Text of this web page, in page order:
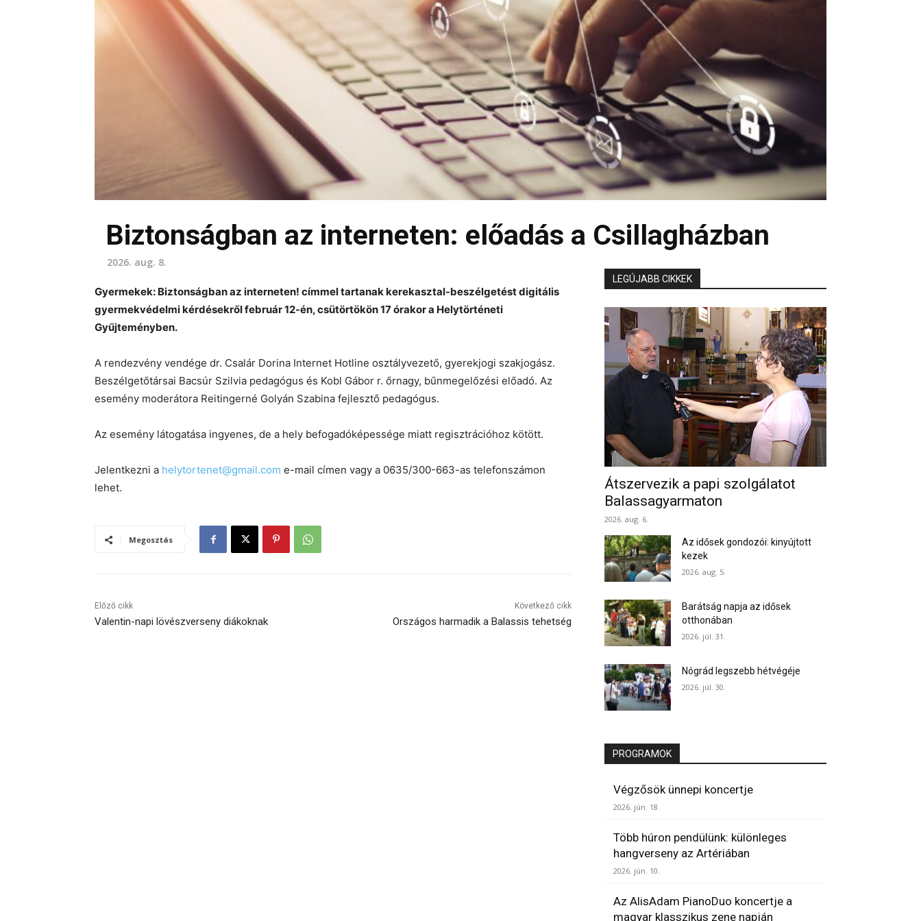
Biztonságban az interneten: előadás a Csillagházban
2026. aug. 8.
Gyermekek: Biztonságban az interneten! címmel tartanak kerekasztal-beszélgetést digitális
gyermekvédelmi kérdésekről február 12-én, csütörtökön 17 órakor a Helytörténeti
Gyűjteményben.
A rendezvény vendége dr. Csalár Dorina Internet Hotline osztályvezető, gyerekjogi szakjogász.
Beszélgetőtársai Bacsúr Szilvia pedagógus és Kobl Gábor r. őrnagy, bűnmegelőzési előadó. Az
esemény moderátora Reitingerné Golyán Szabina fejlesztő pedagógus.
Az esemény látogatása ingyenes, de a hely befogadóképessége miatt regisztrációhoz kötött.
Jelentkezni a helytortenet@gmail.com e-mail címen vagy a 0635/300-663-as telefonszámon
lehet.
Megosztás
Előző cikk
Valentin-napi lövészverseny diákoknak
Következő cikk
Országos harmadik a Balassis tehetség
LEGÚJABB CIKKEK
Átszervezik a papi szolgálatot
Balassagyarmaton
2026. aug. 6.
Az idősek gondozói: kinyújtott
kezek
2026. aug. 5.
Barátság napja az idősek
otthonában
2026. júl. 31.
Nógrád legszebb hétvégéje
2026. júl. 30.
PROGRAMOK
Végzősök ünnepi koncertje
2026. jún. 18.
Több húron pendülünk: különleges
hangverseny az Artériában
2026. jún. 10.
Az AlisAdam PianoDuo koncertje a
magyar klasszikus zene napján